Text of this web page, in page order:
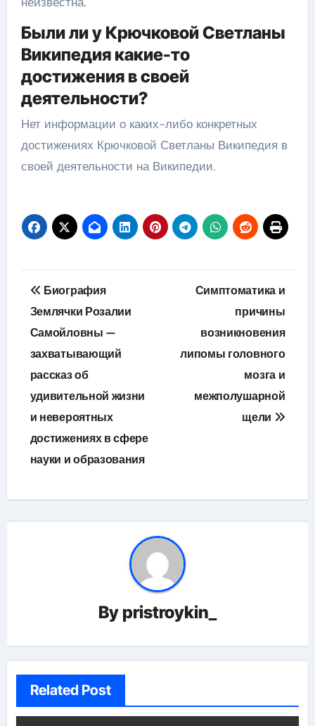
Были ли у Крючковой Светланы
Википедия какие-то
достижения в своей
деятельности?
Нет информации о каких-либо конкретных
достижениях Крючковой Светланы Википедия в
своей деятельности на Википедии.
Навигация
по
записям
Биография
Землячки Розалии
Самойловны —
захватывающий
рассказ об
удивительной жизни
и невероятных
достижениях в сфере
науки и образования
Симптоматика и
причины
возникновения
липомы головного
мозга и
межполушарной
щели
By pristroykin_
Related Post